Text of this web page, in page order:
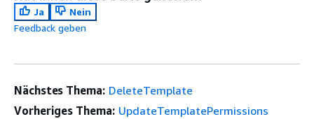
Ja
Nein
Feedback geben
Nächstes Thema: DeleteTemplate
Vorheriges Thema: UpdateTemplatePermissions